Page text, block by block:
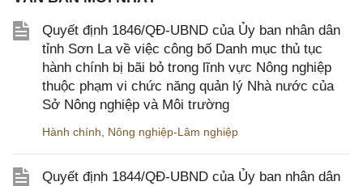
Quyết định 1846/QĐ-UBND của Ủy ban nhân dân
tỉnh Sơn La về việc công bố Danh mục thủ tục
hành chính bị bãi bỏ trong lĩnh vực Nông nghiệp
thuộc phạm vi chức năng quản lý Nhà nước của
Sở Nông nghiệp và Môi trường
Hành chính, Nông nghiệp-Lâm nghiệp
Quyết định 1844/QĐ-UBND của Ủy ban nhân dân